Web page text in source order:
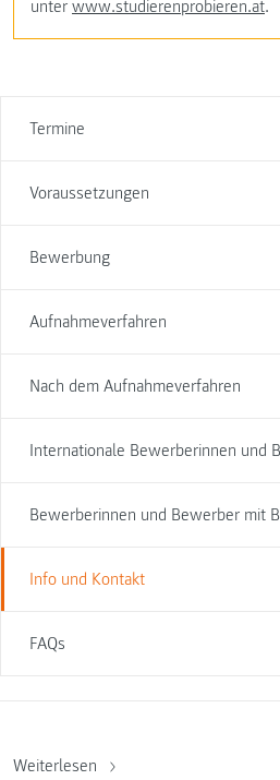
Termine
Voraussetzungen
Bewerbung
Aufnahmeverfahren
Nach dem Aufnahmeverfahren
Internationale Bewerberinnen und
Bewerberinnen und Bewerber mit
Info und Kontakt
FAQs
unter www.studierenprobieren.at.
Weiterlesen